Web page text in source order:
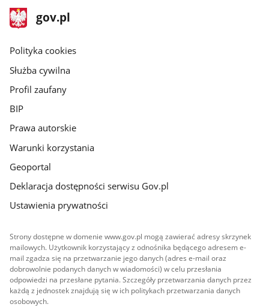
stopka
gov.pl
Strona
gov.pl
gov.pl
Polityka cookies
Służba cywilna
Profil zaufany
BIP
Prawa autorskie
Warunki korzystania
Geoportal
Deklaracja dostępności serwisu Gov.pl
Ustawienia prywatności
Strony dostępne w domenie www.gov.pl mogą zawierać adresy skrzynek
mailowych. Użytkownik korzystający z odnośnika będącego adresem e-
mail zgadza się na przetwarzanie jego danych (adres e-mail oraz
dobrowolnie podanych danych w wiadomości) w celu przesłania
odpowiedzi na przesłane pytania. Szczegóły przetwarzania danych przez
każdą z jednostek znajdują się w ich politykach przetwarzania danych
osobowych.